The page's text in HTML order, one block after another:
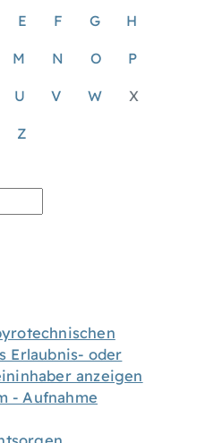
E F G H
M N O P
U V W X
Z
Erlaubnis- oder
anzeigen
- Aufnahme